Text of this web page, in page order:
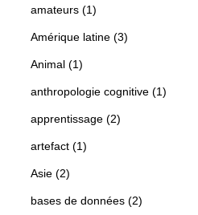
amateurs (1)
Amérique latine (3)
Animal (1)
anthropologie cognitive (1)
apprentissage (2)
artefact (1)
Asie (2)
bases de données (2)